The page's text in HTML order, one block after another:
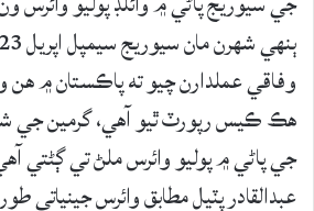
وفاقي عملدارن چيو ته پاڪستان ۾ هن
هڪ ڪيس رپورٽ ٿيو آهي، گرمين جي
جي پاڻي ۾ پوليو وائرس ملڻ تي ڳڻتي
عبدالقادر پٽيل مطابق وائرس جينياتي